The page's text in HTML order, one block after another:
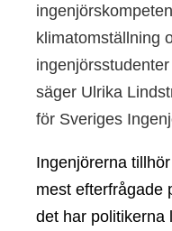
klimatomställning
säger Ulrika
för Sveriges
Ingenjörerna
mest efterfrågade
det har politikerna